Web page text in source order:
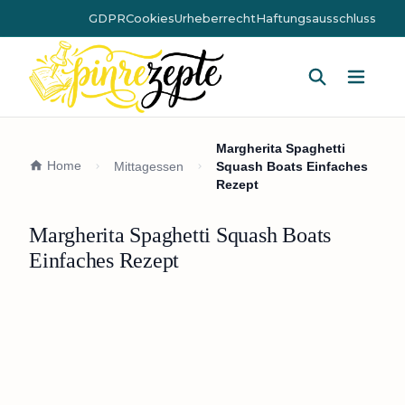
GDPRCookiesUrheberrechtHaftungsausschluss
Home Mittagessen
Margherita Spaghetti
Squash Boats Einfaches
Rezept
Margherita Spaghetti Squash Boats
Einfaches Rezept